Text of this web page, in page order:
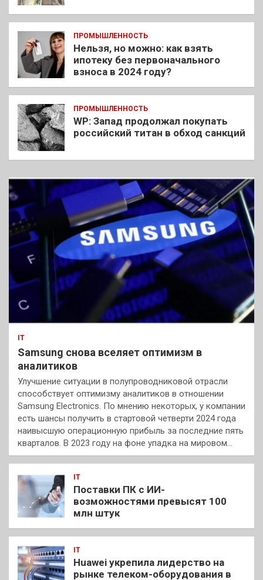
ПРОМЫШЛЕННОСТЬ
Нельзя, но можно: как взять
ипотеку без первоначального
взноса в 2024 году?
ПРОМЫШЛЕННОСТЬ
WP: Запад продолжал покупать
российский титан в обход санкций
IT
Samsung снова вселяет оптимизм в
аналитиков
Улучшение ситуации в полупроводниковой отрасли
способствует оптимизму аналитиков в отношении
Samsung Electronics. По мнению некоторых, у компании
есть шансы получить в стартовой четверти 2024 года
наивысшую операционную прибыль за последние пять
кварталов. В 2023 году на фоне упадка на мировом…
IT
Поставки ПК с ИИ-
возможностями превысят 100
млн штук
IT
Huawei укрепила лидерство на
рынке телеком-оборудования в